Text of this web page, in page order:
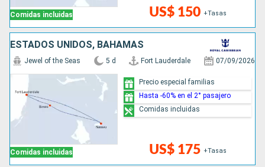
Comidas incluidas US$ 150 +Tasas
ESTADOS UNIDOS, BAHAMAS
Comidas incluidas
Jewel of the Seas 5 d Fort Lauderdale 07/09/2026
US$ 175 +Tasas
Precio especial familias
Hasta -60% en el 2° pasajero
Comidas incluidas